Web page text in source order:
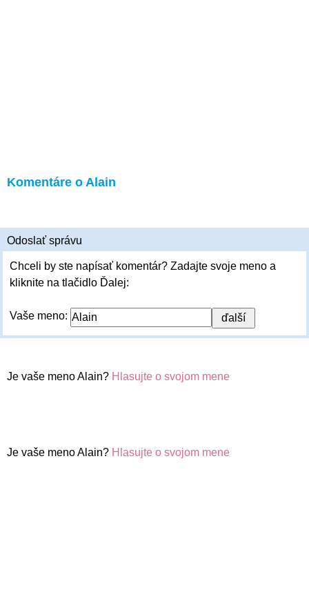
Komentáre o Alain
Odoslať správu
Chceli by ste napísať komentár? Zadajte svoje meno a
kliknite na tlačidlo Ďalej:
Vaše meno:
Je vaše meno Alain? Hlasujte o svojom mene
Je vaše meno Alain? Hlasujte o svojom mene